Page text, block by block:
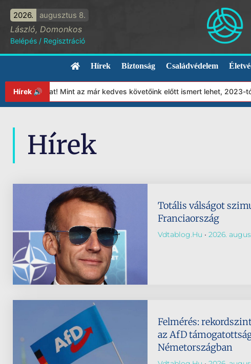
2026. augusztus 8.
László, Domonkos
Belépés / Regisztráció
Hírek Biztonság Családvédelem
Hírek 🔊 Mint az már kedves követőink előtt ismert lehet, 2023-tól
Hírek
Totális válságot
Franciaország
Vdtablog.hu 2026.
Felmérés:
az AfD
Németországban